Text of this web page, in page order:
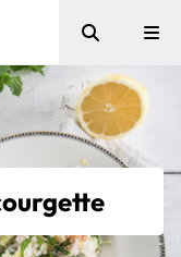
Zoeken